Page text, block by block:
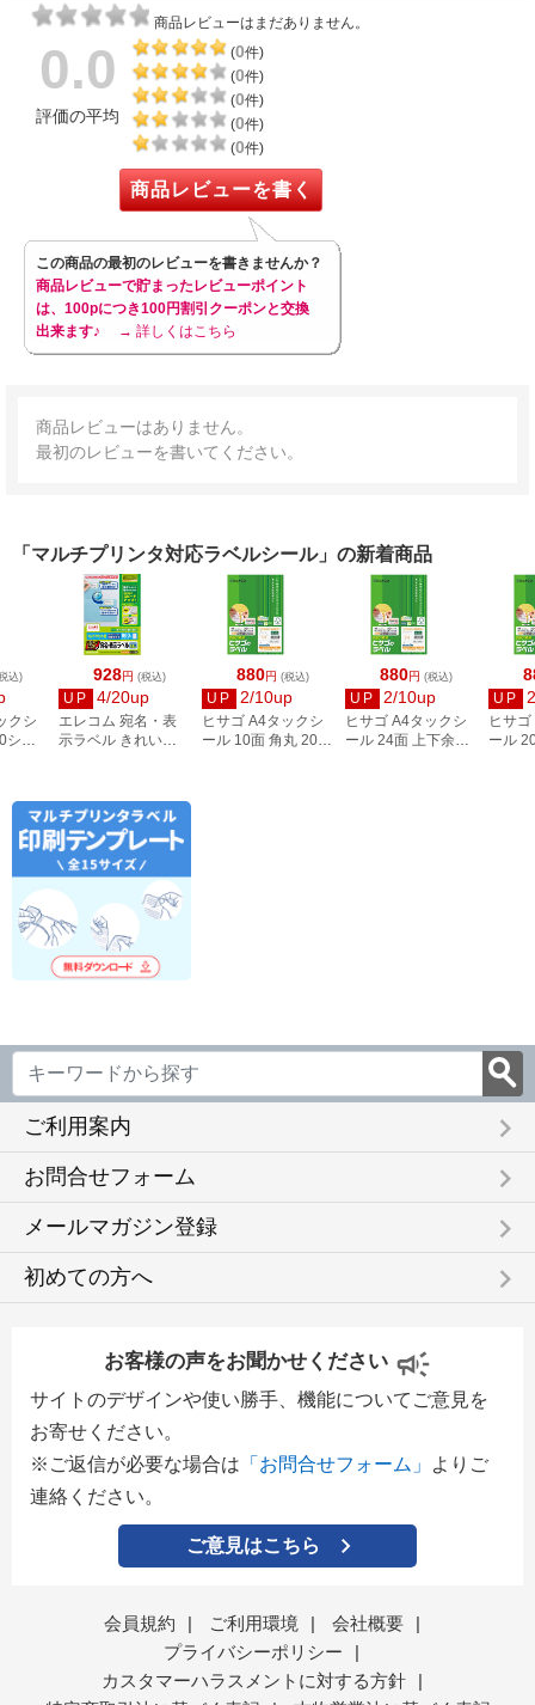
商品レビューはまだありません。
0.0
評価の平均
(0件)
(0件)
(0件)
(0件)
(0件)
商品レビューを書く
この商品の最初のレビューを書きませんか？
商品レビューで貯まったレビューポイント
は、100pにつき100円割引クーポンと交換
出来ます♪
→ 詳しくはこちら
商品レビューはありません。
最初のレビューを書いてください。
「マルチプリンタ対応ラベルシール」の新着商品
928円 (税込)
UP 4/20up
エレコム 宛名・表
示ラベル きれい貼
880円 (税込)
UP 2/10up
ヒサゴ A4タックシ
ール 10面 角丸 20シ
880円 (税込)
UP 2/10up
ヒサゴ A4タックシ
ール 24面 上下余白
UP
ヒサ
ール
込)
クシ
ー
ご利用案内 keyboard_arrow_right
お問合せフォーム keyboard_arrow_right
メールマガジン登録 keyboard_arrow_right
初めての方へ keyboard_arrow_right
お客様の声をお聞かせください
サイトのデザインや使い勝手、機能についてご意見を
お寄せください。
※ご返信が必要な場合は 「お問合せフォーム」
よりご
連絡ください。
ご意見はこちら
会員規約 | ご利用環境 | 会社概要
|
プライバシーポリシー
|
カスタマーハラスメントに対する方針
|